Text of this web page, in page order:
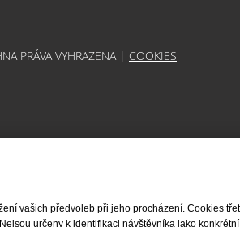
PRÁVA VYHRAZENA | COOKIES
vašich předvoleb při jeho procházení. Cookies
určeny k identifikaci návštěvníka jako